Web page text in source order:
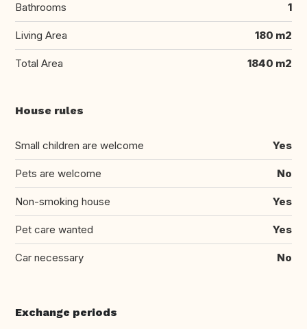
Bathrooms 1
Living Area 180 m2
Total Area 1840 m2
House rules
Small children are welcome Yes
Pets are welcome No
Non-smoking house Yes
Pet care wanted Yes
Car necessary No
Exchange periods